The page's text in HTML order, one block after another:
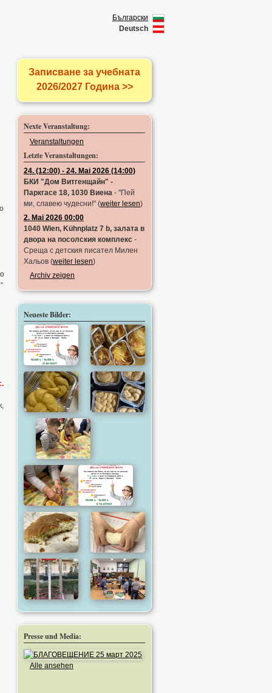
Български
Deutsch
Записване за учебната
2026/2027 Година >>
Nexte Veranstaltung:
Veranstaltungen
Letzte Veranstaltungen:
24. (12:00) - 24. Mai 2026 (14:00)
БКИ "Дом Витгенщайн" -
Паркгасе 18, 1030 Виена - "Пей
ми, славею чудесни!" (weiter lesen)
2. Mai 2026 00:00
1040 Wien, Kühnplatz 7 b, залата в
двора на посолския комплекс -
Среща с детския писател Милен
Хальов (weiter lesen)
Archiv zeigen
Neueste Bilder:
Presse und Media:
Alle ansehen